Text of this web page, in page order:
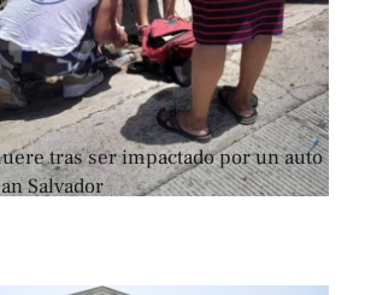
tras ser impactado por un auto
Salvador